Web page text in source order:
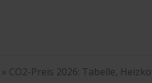
» CO2-Preis 2026: Tabelle,